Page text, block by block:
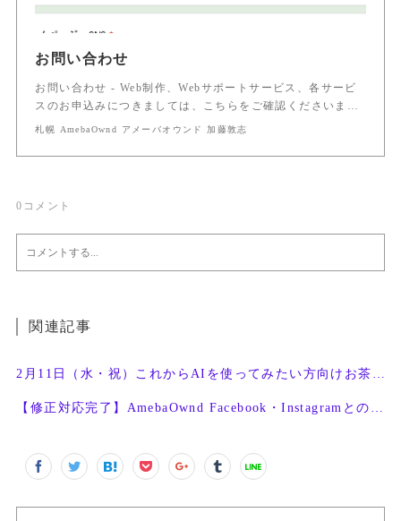
お問い合わせ
お問い合わせ - Web制作、Webサポートサービス、各サービ
スのお申込みにつきましては、こちらをご確認くださいま…
札幌 AmebaOwnd アメーバオウンド 加藤敦志
0 コメント
関連記事